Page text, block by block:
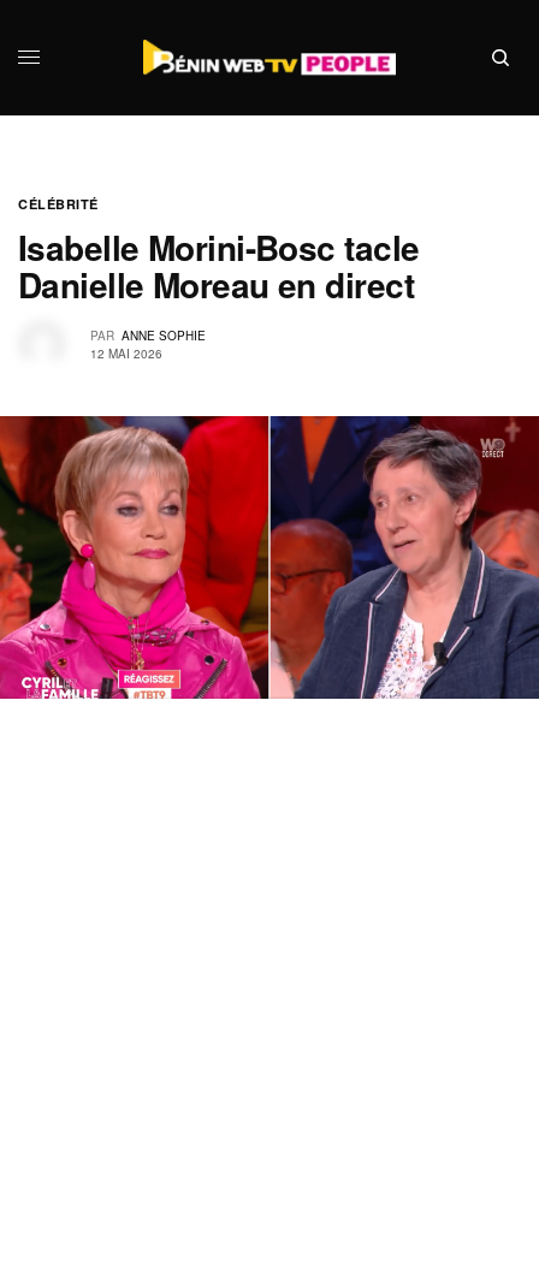
CÉLÉBRITÉ
Isabelle Morini-Bosc tacle
Danielle Moreau en direct
PAR ANNE SOPHIE
12 MAI 2026